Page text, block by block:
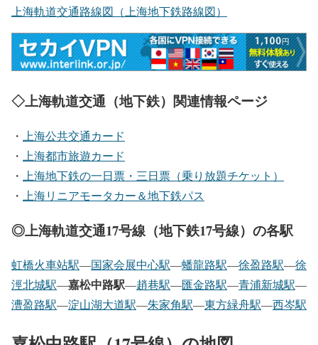
上海軌道交通路線図（上海地下鉄路線図）
◇上海軌道交通（地下鉄）関連情報ページ
・
上海公共交通カード
・
上海都市旅遊カード
・
上海地下鉄の一日票・三日票（乗り放題チケット）
・
上海リニアモータカー＆地下鉄パス
◎上海軌道交通17号線（地下鉄17号線）の各駅
虹橋火車站駅―国家会展中心駅―蟠龍路駅―徐盈路駅―徐
涇北城駅―嘉松中路駅―趙巷駅―匯金路駅―青浦新城駅―
漕盈路駅―淀山湖大道駅―朱家角駅―東方緑舟駅―西岑駅